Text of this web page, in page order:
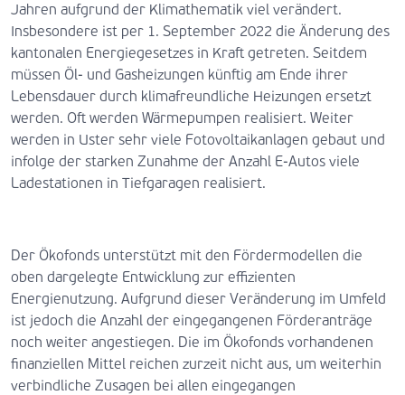
Jahren aufgrund der Klimathematik viel verändert.
Insbesondere ist per 1. September 2022 die Änderung des
kantonalen Energiegesetzes in Kraft getreten. Seitdem
müssen Öl- und Gasheizungen künftig am Ende ihrer
Lebensdauer durch klimafreundliche Heizungen ersetzt
werden. Oft werden Wärmepumpen realisiert. Weiter
werden in Uster sehr viele Fotovoltaikanlagen gebaut und
infolge der starken Zunahme der Anzahl E-Autos viele
Ladestationen in Tiefgaragen realisiert.
Der Ökofonds unterstützt mit den Fördermodellen die
oben dargelegte Entwicklung zur effizienten
Energienutzung. Aufgrund dieser Veränderung im Umfeld
ist jedoch die Anzahl der eingegangenen Förderanträge
noch weiter angestiegen. Die im Ökofonds vorhandenen
finanziellen Mittel reichen zurzeit nicht aus, um weiterhin
verbindliche Zusagen bei allen eingegangen